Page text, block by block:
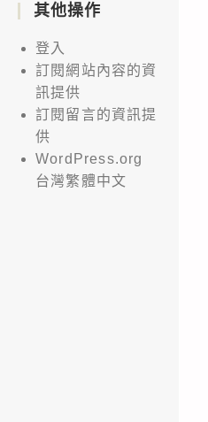
其他操作
登入
訂閱網站內容的資
訊提供
訂閱留言的資訊提
供
WordPress.org
台灣繁體中文